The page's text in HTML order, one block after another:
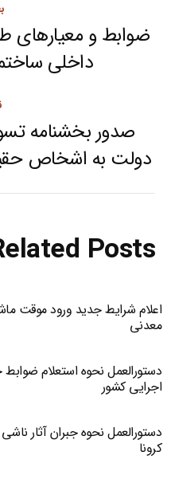
صدور بخشنامه
دولت به اشخاص
ضوابط و معیارهای
داخلی
Posts
اعلام شرایط جدید ورود موقت
معدنی
دستورالعمل نحوه استعلام
اجرایی کشور
دستورالعمل نحوه جبران آثار
کرونا